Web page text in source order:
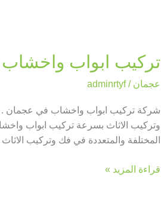
تركيب ابواب واخشاب في عجمان
عجمان /
adminrtyf
شركة تركيب ابواب واخشاب في عجمان .
وتركيب الاثاث بسرعة تركيب ابواب
المختلفة والمتعددة في فك وتركيب
قراءة المزيد »